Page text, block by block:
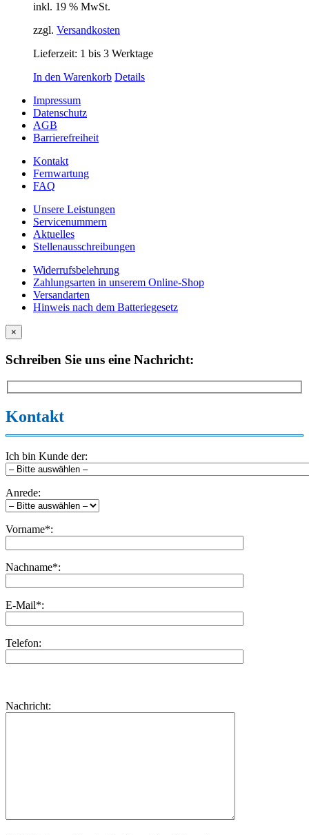
inkl. 19 % MwSt.
zzgl. Versandkosten
Lieferzeit: 1 bis 3 Werktage
In den Warenkorb Details
Impressum
Datenschutz
AGB
Barrierefreiheit
Kontakt
Fernwartung
FAQ
Unsere Leistungen
Servicenummern
Aktuelles
Stellenausschreibungen
Widerrufsbelehrung
Zahlungsarten in unserem Online-Shop
Versandarten
Hinweis nach dem Batteriegesetz
×
Schreiben Sie uns eine Nachricht:
Kontakt
Ich bin Kunde der:
Anrede:
Vorname*:
Nachname*:
E-Mail*:
Telefon:
dieses
lasse
Nachricht: